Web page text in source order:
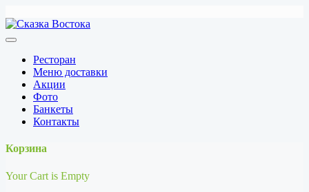
Перейти
к
Ресторан
Меню доставки
Акции
Фото
Банкеты
Контакты
Корзина
Your Cart is Empty